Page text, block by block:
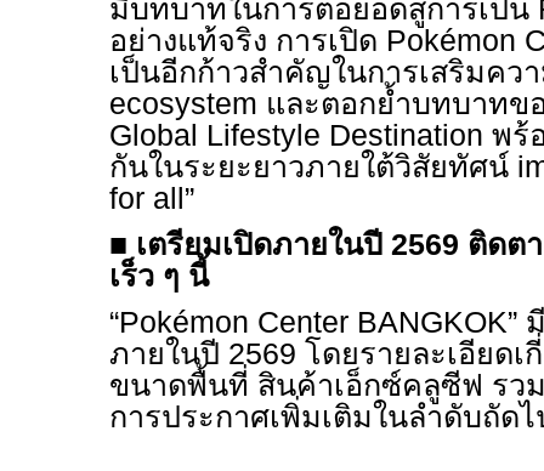
มีบทบาทในการต่อยอดสู่การเป็น
อย่างแท้จริง การเปิด Pokémon
เป็นอีกก้าวสำคัญในการเสริมคว
ecosystem และตอกย้ำบทบาทข
Global Lifestyle Destination พ
กันในระยะยาวภายใต้วิสัยทัศน์
for all”
■ เตรียมเปิดภายในปี 2569 ติดต
เร็ว ๆ นี้
“Pokémon Center
ภายในปี 2569 โดยรายละเอียดเ
ขนาดพื้นที่ สินค้าเอ็กซ์คลูซีฟ รว
การประกาศเพิ่มเติมในลำดับถัดไ